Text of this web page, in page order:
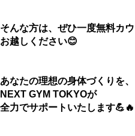
そんな方は、ぜひ一度無料カ
お越しください😊
あなたの理想の身体づくりを、
NEXT GYM TOKYOが
全力でサポートいたします💪🔥